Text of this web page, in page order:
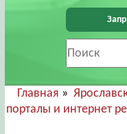
Главная »
порталы и интернет